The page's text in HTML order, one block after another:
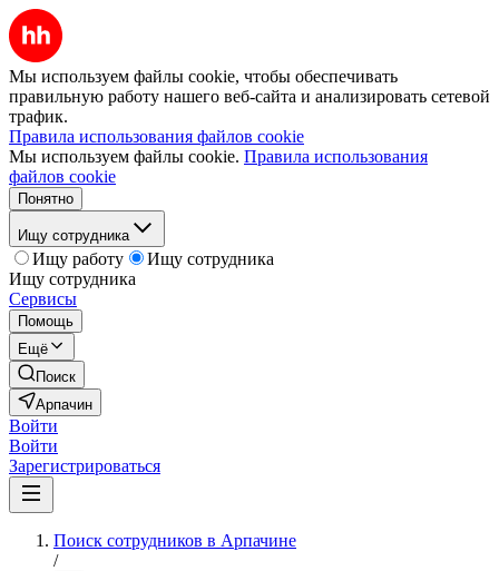
Мы используем файлы cookie, чтобы обеспечивать
правильную работу нашего веб-сайта и анализировать сетевой
трафик.
Правила использования файлов cookie
Мы используем файлы cookie. Правила использования
файлов cookie
Понятно
Ищу сотрудника
Ищу работу
Ищу сотрудника
Ищу сотрудника
Сервисы
Помощь
Ещё
Поиск
Арпачин
Войти
Войти
Зарегистрироваться
Поиск сотрудников в Арпачине
/